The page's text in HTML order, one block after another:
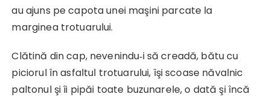
au ajuns pe capota unei maşini parcate la
marginea trotuarului.
Clătină din cap, nevenindu‑i să creadă, bătu cu
piciorul în asfaltul trotuarului, îşi scoase năvalnic
paltonul şi îi pipăi toate buzunarele, o dată şi încă